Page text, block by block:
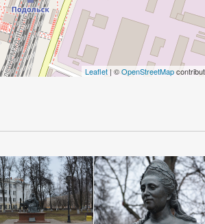
Leaflet | ©OpenStreetMap